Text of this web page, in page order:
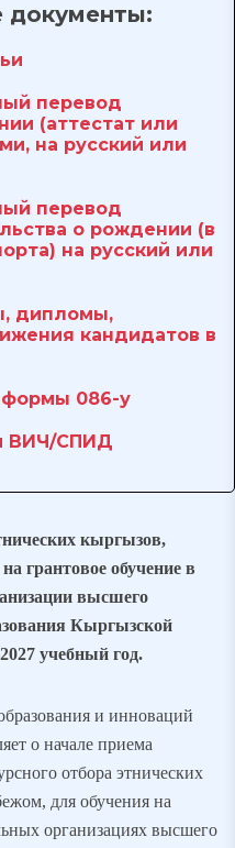
документы:
перевод
(аттестат или
на русский или
перевод
о рождении (в
на русский или
дипломы,
кандидатов в
формы 086-у
ВИЧ/СПИД
кыргызов,
грантовое обучение в
высшего
Кыргызской
учебный год.
и инноваций
о начале приема
отбора этнических
для обучения на
организациях высшего